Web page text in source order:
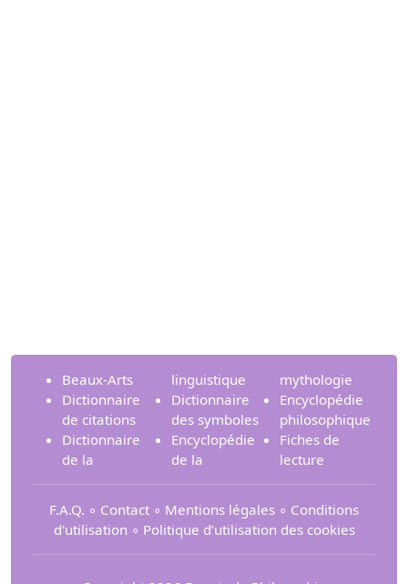
Beaux-Arts
Dictionnaire
de citations
Dictionnaire
de la
linguistique
Dictionnaire
des symboles
Encyclopédie
de la
mythologie
Encyclopédie
philosophique
Fiches de
lecture
F.A.Q. ∘ Contact ∘ Mentions légales ∘ Conditions
d'utilisation ∘ Politique d’utilisation des cookies